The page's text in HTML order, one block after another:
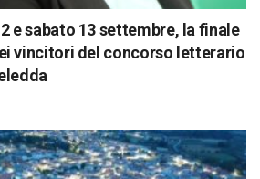
e sabato 13 settembre, la finale
vincitori del concorso letterario